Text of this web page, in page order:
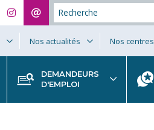
Nos actualités Nos centres
DEMANDEURS
D'EMPLOI